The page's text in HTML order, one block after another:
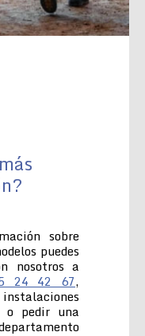
sobre
puedes
nosotros a
24 42 67,
o pedir una